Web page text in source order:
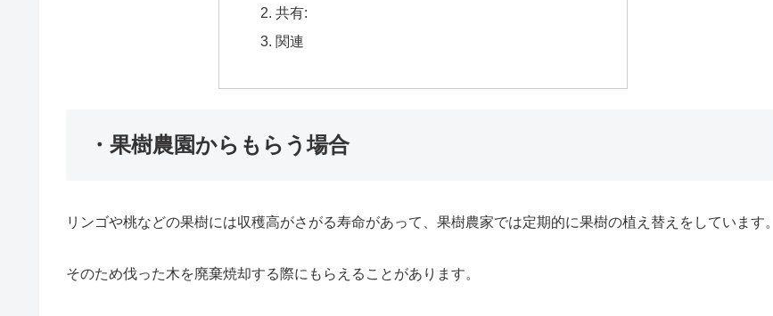
共有:
関連
・果樹農園からもらう場合
リンゴや桃などの果樹には収穫高がさがる寿命があって、果樹農家では定期的に果樹の植え替えをしています。
そのため伐った木を廃棄焼却する際にもらえることがあります。